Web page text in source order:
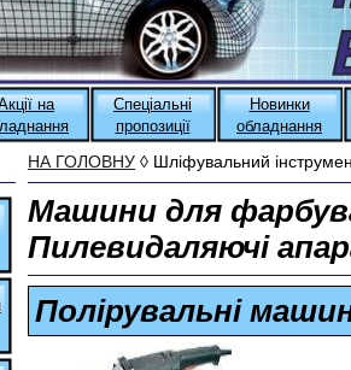
на
Спеціальні
пропозиції
Новинки
обладнання
НА ГОЛОВНУ ◊ Шліфувальний
Машини для
Пилевидаляючі
Полірувальні